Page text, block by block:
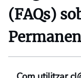
(FAQs)